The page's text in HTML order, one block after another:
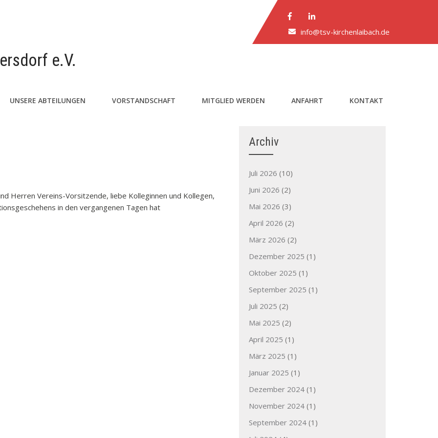
e.V.
info@tsv-kirchenlaibach.de
UNSERE ABTEILUNGEN VORSTANDSCHAFT MITGLIED WERDEN ANFAHRT KONTAKT
Herren Vereins-Vorsitzende, liebe Kolleginnen und Kollegen,
in den vergangenen Tagen hat
Archiv
Juli 2026 (10)
Juni 2026 (2)
Mai 2026 (3)
April 2026 (2)
März 2026 (2)
Dezember 2025 (1)
Oktober 2025 (1)
September 2025 (1)
Juli 2025 (2)
Mai 2025 (2)
April 2025 (1)
März 2025 (1)
Januar 2025 (1)
Dezember 2024 (1)
November 2024 (1)
September 2024 (1)